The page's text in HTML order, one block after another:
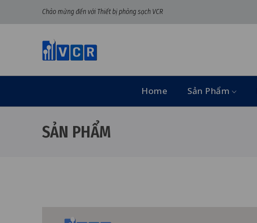
Chào mừng đến với Thiết bị phòng sạch VCR
Home Sản Phẩm
SẢN PHẨM